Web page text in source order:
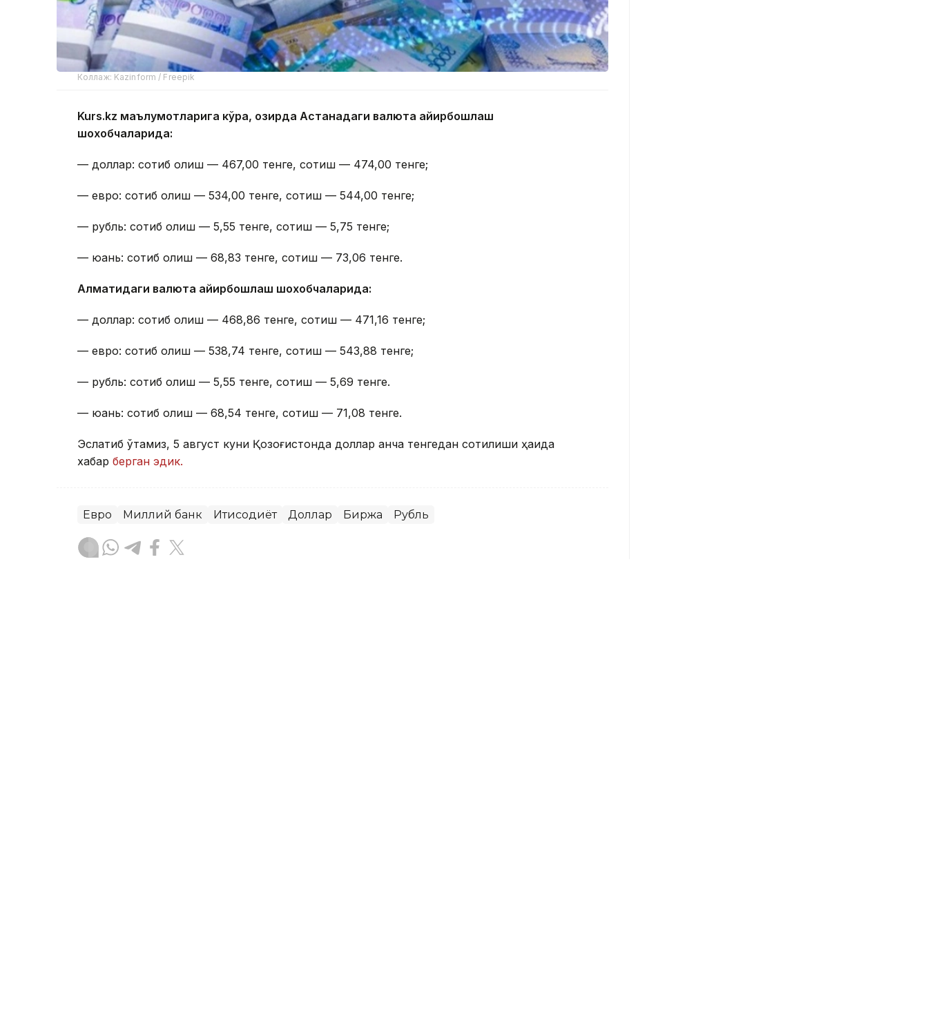
Коллаж: Kazinform / Freepik
Kurs.kz маълумотларига кўра, ҳозирда Астанадаги валюта айирбошлаш
шохобчаларида:
— доллар: сотиб олиш — 467,00 тенге, сотиш — 474,00 тенге;
— евро: сотиб олиш — 534,00 тенге, сотиш — 544,00 тенге;
— рубль: сотиб олиш — 5,55 тенге, сотиш — 5,75 тенге;
— юань: сотиб олиш — 68,83 тенге, сотиш — 73,06 тенге.
Алматидаги валюта айирбошлаш шохобчаларида:
— доллар: сотиб олиш — 468,86 тенге, сотиш — 471,16 тенге;
— евро: сотиб олиш — 538,74 тенге, сотиш — 543,88 тенге;
— рубль: сотиб олиш — 5,55 тенге, сотиш — 5,69 тенге.
— юань: сотиб олиш — 68,54 тенге, сотиш — 71,08 тенге.
Эслатиб ўтамиз, 5 август куни Қозоғистонда доллар қанча тенгедан сотилиши ҳақида
хабар берган эдик.
Евро Миллий банк Иқтисодиёт Доллар Биржа Рубль